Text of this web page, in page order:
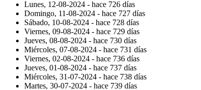
Lunes, 12-08-2024 - hace 726 días
Domingo, 11-08-2024 - hace 727 días
Sábado, 10-08-2024 - hace 728 días
Viernes, 09-08-2024 - hace 729 días
Jueves, 08-08-2024 - hace 730 días
Miércoles, 07-08-2024 - hace 731 días
Viernes, 02-08-2024 - hace 736 días
Jueves, 01-08-2024 - hace 737 días
Miércoles, 31-07-2024 - hace 738 días
Martes, 30-07-2024 - hace 739 días